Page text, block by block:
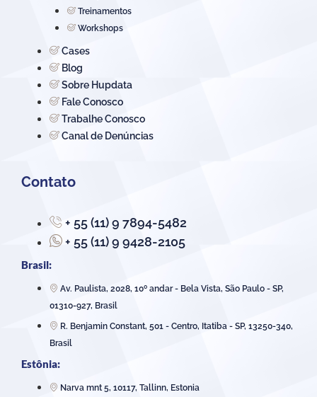
Treinamentos
Workshops
Cases
Blog
Sobre Hupdata
Fale Conosco
Trabalhe Conosco
Canal de Denúncias
Contato
+ 55 (11) 9 7894-5482
+ 55 (11) 9 9428-2105
Brasil:
Av. Paulista, 2028, 10º andar - Bela Vista, São Paulo - SP,
01310-927, Brasil
R. Benjamin Constant, 501 - Centro, Itatiba - SP, 13250-340,
Brasil
Estônia:
Narva mnt 5, 10117, Tallinn, Estonia